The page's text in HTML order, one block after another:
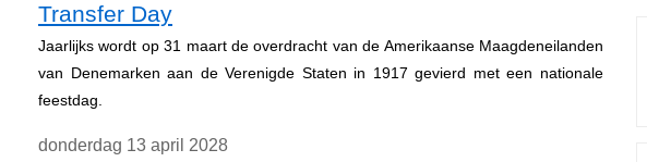
Transfer Day
Jaarlijks wordt op 31 maart de overdracht van de Amerikaanse Maagdeneilanden
van Denemarken aan de Verenigde Staten in 1917 gevierd met een nationale
feestdag.
donderdag 13 april 2028